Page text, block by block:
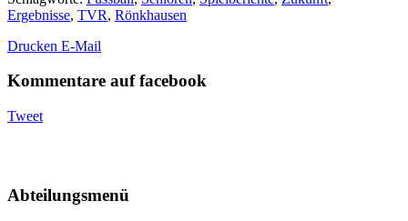
Ergebnisse, TVR, Rönkhausen
Drucken E-Mail
Kommentare auf facebook
Tweet
Abteilungsmenü